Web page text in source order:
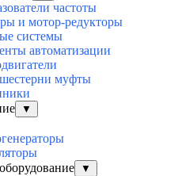
частоты
и мотор-редукторы
системы
автоматизации
муфты
▼
▼